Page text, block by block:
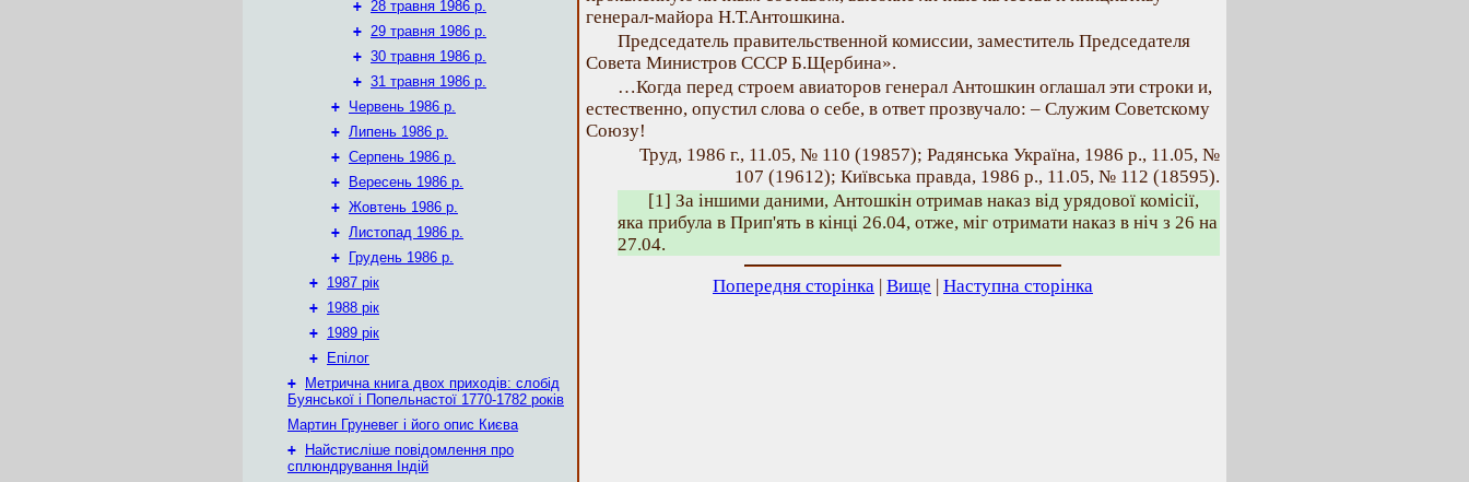
+ 28 травня 1986 р.
+ 29 травня 1986 р.
+ 30 травня 1986 р.
+ 31 травня 1986 р.
+ Червень 1986 р.
+ Липень 1986 р.
+ Серпень 1986 р.
+
Вересень 1986 р.
+ Жовтень 1986 р.
+ Листопад 1986 р.
+
Грудень 1986 р.
+ 1987 рік
+ 1988 рік
+ 1989 рік
+
Епілог
+
Метрична книга двох приходів: слобід
Буянської і Попельнастої 1770-1782 років
Мартин Груневег і його опис Києва
+
Найстисліше повідомлення про
сплюндрування Індій
генерал-майора Н.Т.Антошкина.
Председатель правительственной комиссии, заместитель Председателя
Совета Министров СССР Б.Щербина».
…Когда перед строем авиаторов генерал Антошкин оглашал эти строки и,
естественно, опустил слова о себе, в ответ прозвучало: – Служим Советскому
Союзу!
Труд, 1986 г., 11.05, № 110 (19857); Радянська Україна, 1986 р., 11.05, №
107 (19612); Київська правда, 1986 р., 11.05, № 112 (18595).
[1] За іншими даними, Антошкін отримав наказ від урядової комісії,
яка прибула в Прип'ять в кінці 26.04, отже, міг отримати наказ в ніч з 26 на
27.04.
Попередня сторінка | Вище | Наступна сторінка